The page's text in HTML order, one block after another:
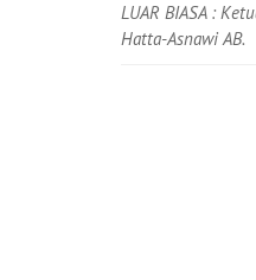
LUAR BIASA :
Hatta-Asnawi AB.